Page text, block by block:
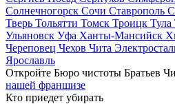
Солнечногорск Сочи Ставрополь
Тверь Тольятти Томск Троицк Тула
Ульяновск Уфа Ханты-Мансийск
Череповец Чехов Чита
Ярославль
Откройте Бюро чистоты Братьев
нашей франшизе
Кто приедет убирать